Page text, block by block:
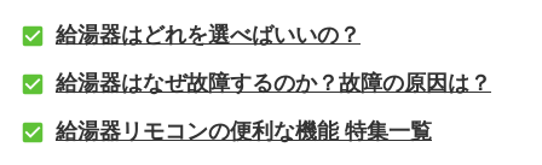
給湯器はどれを選べばいいの？
給湯器はなぜ故障するのか？故障の原因は？
給湯器リモコンの便利な機能 特集一覧